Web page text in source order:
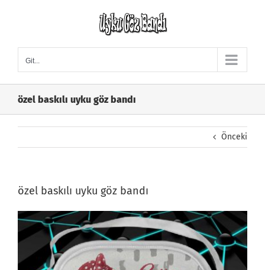
Git...
özel baskılı uyku göz bandı
Önceki
özel baskılı uyku göz bandı